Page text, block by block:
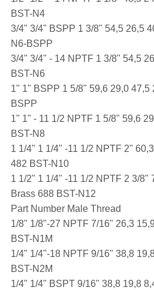
BST-N4
3/4" 3/4" BSPP 1 3/8" 54,5 26,5
N6-BSPP
3/4" 3/4" - 14 NPTF 1 3/8" 54,5
BST-N6
1" 1" BSPP 1 5/8" 59,6 29,0 47,5
BSPP
1" 1" - 11 1/2 NPTF 1 5/8" 59,6
BST-N8
1 1/4" 1 1/4" -11 1/2 NPTF 2"
482 BST-N10
1 1/2" 1 1/4" -11 1/2 NPTF 2 3/8"
Brass 688 BST-N12
Part Number Male Thread
1/8" 1/8"-27 NPTF 7/16" 26,3
BST-N1M
1/4" 1/4"-18 NPTF 9/16" 38,8
BST-N2M
1/4" 1/4" BSPT 9/16" 38,8 19,8